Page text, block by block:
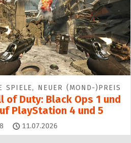
SPIELE, NEUER (MOND-)PREIS
of Duty: Black Ops 1 und
PlayStation 4 und 5
Kommentare
11.07.2026